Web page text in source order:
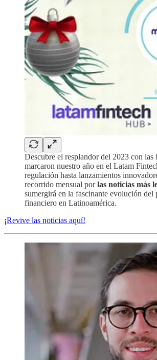
Descubre el resplandor del 2023 con las
marcaron nuestro año en el Latam
regulación hasta lanzamientos
recorrido mensual porlas noticias más
sumergirá en la fascinante evolución del
financiero en Latinoamérica.
¡Revive las noticias aquí!